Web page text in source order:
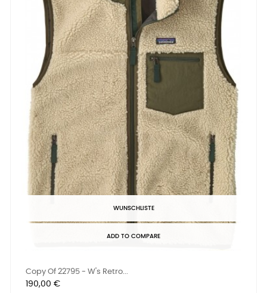
WUNSCHLISTE
ADD TO COMPARE
Copy Of 22795 - W's Retro...
Preis
190,00 €